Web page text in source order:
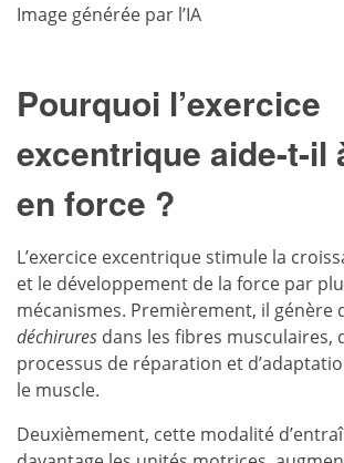
Image générée par l’IA
Pourquoi l’exercice
excentrique aide-t-il
en force ?
L’exercice excentrique stimule la
et le développement de la force par
mécanismes. Premièrement, il génère
déchirures dans les fibres musculaires,
processus de réparation et
le muscle.
Deuxièmement, cette modalité